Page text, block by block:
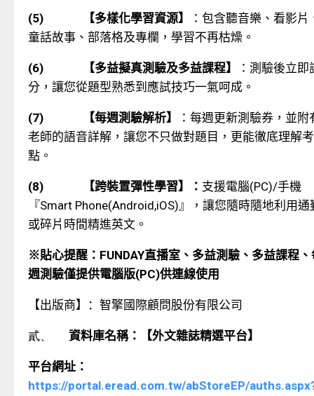
(5) 【多樣化學習資源】
：包含聽音樂、看影片
童話故事、部落格及專欄，學習不再枯燥。
(6) 【多益擬真測驗及多益課程】
：測驗後立即
分，讓您從題型熟悉到應試技巧一氣呵成。
(7) 【每週測驗解析】 ：每週更新測驗券，並附
老師的語音詳解，讓您不只做對題目，更能徹底理解考
點。
(8) 【跨裝置彈性學習】： 支援電腦(PC)/手機
『Smart Phone(Android,iOS) 』，讓您隨時隨地利用通
或碎片時間精進英文。
※貼心提醒： FUNDAY直播室、多益測驗、多益課程、
週測驗僅提供電腦版(PC)供連線使用
【出版商】： 智擎國際顧問股份有限公司
貳、 資料庫名稱：【外文雜誌精選平台】
平台網址：
https://portal.eread.com.tw/abStoreEP/